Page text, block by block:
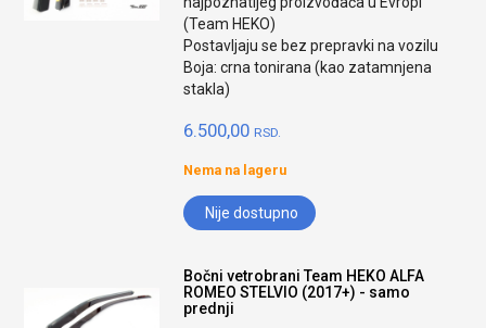
(Team HEKO)
Postavljaju se bez prepravki na vozilu
Boja: crna tonirana (kao zatamnjena
stakla)
6.500,00 RSD.
Nema na lageru
Nije dostupno
Bočni vetrobrani Team HEKO ALFA
ROMEO STELVIO (2017+) - samo
prednji